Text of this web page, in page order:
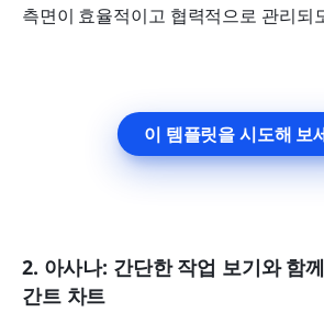
측면이 효율적이고 협력적으로 관리되
이 템플릿을 시도해 보
2. 아사나: 간단한 작업 보기와 함
간트 차트